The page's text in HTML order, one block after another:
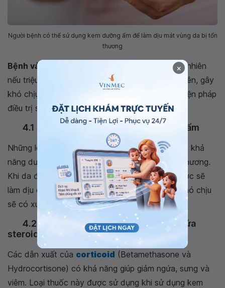
Người bệnh có thể sử dụng kem dưỡng ẩm để làm dịu mát vùng da bị tổn
thương
Bệnh vảy phấn hồng Gibert
có thể tự khỏi tuy nhiên
nếu triệu chứng ngứa ngáy xuất hiện thường xuyên, gây
khó chịu, người bệnh có thể thực hiện một số biện pháp
điều trị sau:
4.1 Sử dụng kem làm dịu da và dưỡng ẩm
Những loại kem bôi dưỡng ẩm, dưỡng da này có khả
năng dưỡng ẩm và làm dịu mát vùng da bị tổn thương.
Khi da được dưỡng ẩm đầy đủ, cung cấp đủ nước sẽ
làm dịu da hơn, các triệu chứng ngứa ngáy và khó chịu
sẽ có xu hướng giảm dần.
4.2 Sử dụng thuốc bôi ngoài da có chứa
steroid
Các dẫn xuất của corticoid (Betamethasone và
Hydrocortisone) có khả năng giúp giảm ngứa, sưng và
viêm. Loại thuốc này được sử dụng khi sử dụng kem
×